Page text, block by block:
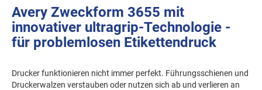
Avery Zweckform 3655 mit
innovativer ultragrip-Technologie -
für problemlosen Etikettendruck
Drucker funktionieren nicht immer perfekt. Führungsschienen und
Druckerwalzen verstauben oder nutzen sich ab und verlieren an